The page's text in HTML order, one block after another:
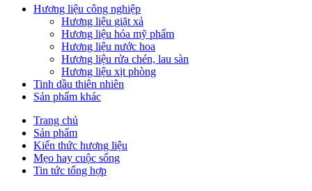
Hương liệu công nghiệp
Hương liệu giặt xả
Hương liệu hóa mỹ phẩm
Hương liệu nước hoa
Hương liệu rửa chén, lau sàn
Hương liệu xịt phòng
Tinh dầu thiên nhiên
Sản phẩm khác
Trang chủ
Sản phẩm
Kiến thức hương liệu
Mẹo hay cuộc sống
Tin tức tổng hợp